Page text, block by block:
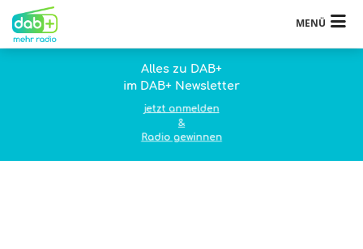
MENÜ
Alles zu DAB+
im DAB+ Newsletter
jetzt anmelden
&
Radio gewinnen